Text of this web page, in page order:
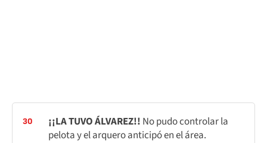
30 ¡¡LA TUVO ÁLVAREZ!! No pudo controlar la
pelota y el arquero anticipó en el área.